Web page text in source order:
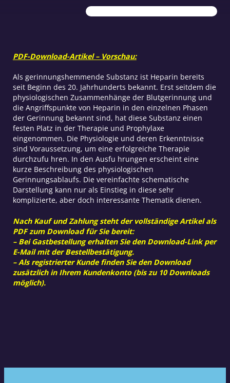
Gerinnung
Menge
PDF-Download-Artikel – Vorschau:
Als gerinnungshemmende Substanz ist Heparin bereits
seit Beginn des 20. Jahrhunderts bekannt. Erst seitdem die
physiologischen Zusammenhänge der Blutgerinnung und
die Angriffspunkte von Heparin in den einzelnen Phasen
der Gerinnung bekannt sind, hat diese Substanz einen
festen Platz in der Therapie und Prophylaxe
eingenommen. Die Physiologie und deren Erkenntnisse
sind Voraussetzung, um eine erfolgreiche Therapie
durchzufu hren. In den Ausfu hrungen erscheint eine
kurze Beschreibung des physiologischen
Gerinnungsablaufs. Die vereinfachte schematische
Darstellung kann nur als Einstieg in diese sehr
komplizierte, aber doch interessante Thematik dienen.
Nach Kauf und Zahlung steht der vollständige Artikel als
PDF zum Download für Sie bereit:
– Bei Gastbestellung erhalten Sie den Download-Link per
E-Mail mit der Bestellbestätigung.
– Als registrierter Kunde finden Sie den Download
zusätzlich in Ihrem Kundenkonto (bis zu 10 Downloads
möglich).